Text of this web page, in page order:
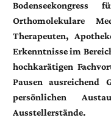
Orthomolekulare
Therapeuten,
Erkenntnisse im
hochkarätigen
Pausen ausreichend
persönlichen
Ausstellerstände.